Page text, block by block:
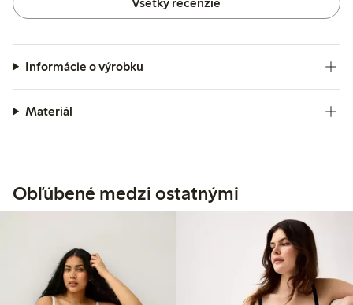
Informácie o výrobku
Materiál
Obľúbené medzi ostatnými